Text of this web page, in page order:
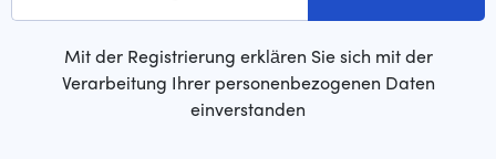
Mit der Registrierung erklären Sie sich mit der
Verarbeitung Ihrer personenbezogenen Daten
einverstanden